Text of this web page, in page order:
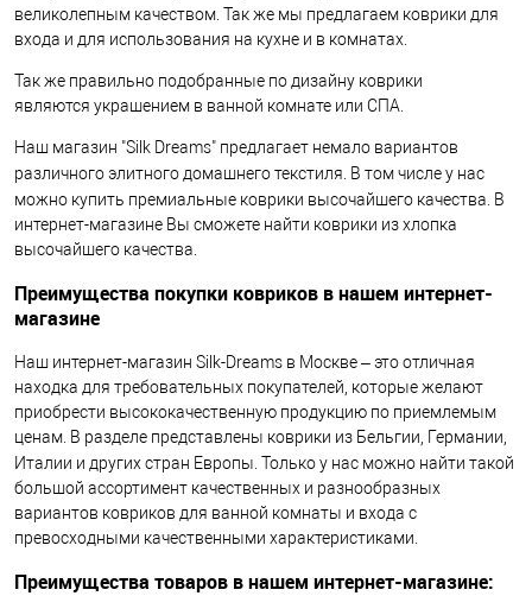
великолепным качеством. Так же мы предлагаем коврики для
входа и для использования на кухне и в комнатах.
Так же правильно подобранные по дизайну коврики
являются украшением в ванной комнате или СПА.
Наш магазин "Silk Dreams" предлагает немало вариантов
различного элитного домашнего текстиля. В том числе у нас
можно купить премиальные коврики высочайшего качества. В
интернет-магазине Вы сможете найти коврики из хлопка
высочайшего качества.
Преимущества покупки ковриков в нашем интернет-
магазине
Наш интернет-магазин Silk-Dreams в Москве – это отличная
находка для требовательных покупателей, которые желают
приобрести высококачественную продукцию по приемлемым
ценам. В разделе представлены коврики из Бельгии, Германии,
Италии и других стран Европы. Только у нас можно найти такой
большой ассортимент качественных и разнообразных
вариантов ковриков для ванной комнаты и входа с
превосходными качественными характеристиками.
Преимущества товаров в нашем интернет-магазине: